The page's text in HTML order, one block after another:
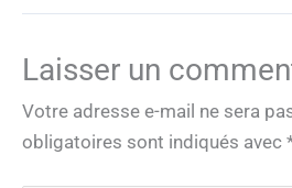
Laisser un
Votre adresse e-mail ne sera
obligatoires sont indiqués avec